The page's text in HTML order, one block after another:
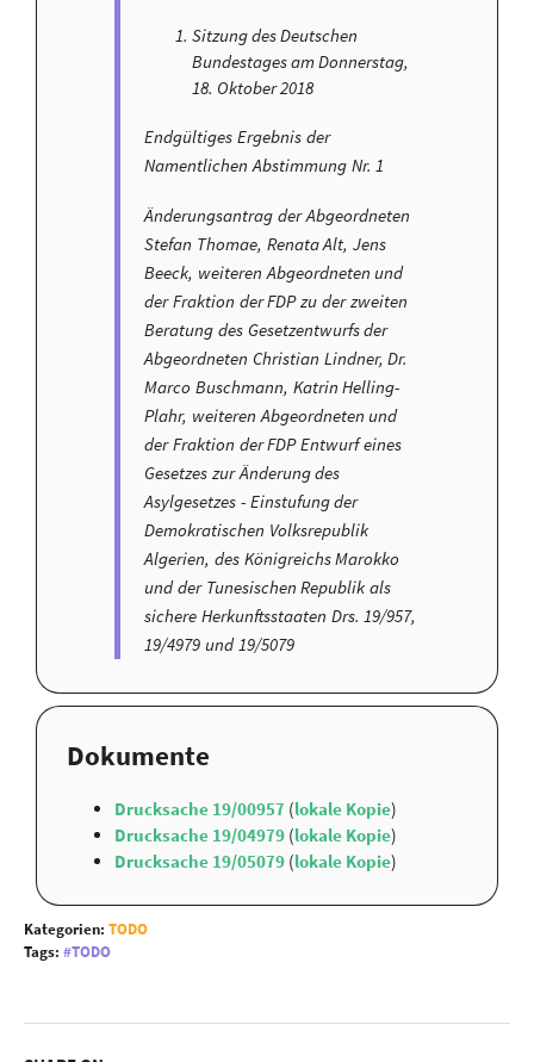
Sitzung des Deutschen
Bundestages am Donnerstag,
18. Oktober 2018
Endgültiges Ergebnis der
Namentlichen Abstimmung Nr. 1
Änderungsantrag der Abgeordneten
Stefan Thomae, Renata Alt, Jens
Beeck, weiteren Abgeordneten und
der Fraktion der FDP zu der zweiten
Beratung des Gesetzentwurfs der
Abgeordneten Christian Lindner, Dr.
Marco Buschmann, Katrin Helling-
Plahr, weiteren Abgeordneten und
der Fraktion der FDP Entwurf eines
Gesetzes zur Änderung des
Asylgesetzes - Einstufung der
Demokratischen Volksrepublik
Algerien, des Königreichs Marokko
und der Tunesischen Republik als
sichere Herkunftsstaaten Drs. 19/957,
19/4979 und 19/5079
Dokumente
Drucksache 19/00957 (lokale Kopie)
Drucksache 19/04979 (lokale Kopie)
Drucksache 19/05079 (lokale Kopie)
Kategorien: TODO
Tags:
TODO